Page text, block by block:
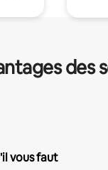
des
vous faut